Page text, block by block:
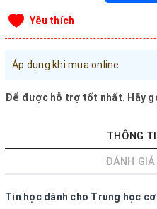
Đăng nhập tài khoản
Sản phẩm yêu thích
Xem giỏ hàng
LIÊN HỆ - HỖ TRỢ KHÁCH
090.215.9818
Yêu thích
Áp dụng khi mua online
Để được hỗ trợ tốt nhất. Hãy
THÔNG
ĐÁNH
Tin học dành cho Trung học